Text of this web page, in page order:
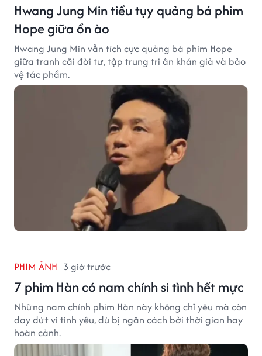
Hwang Jung Min tiều tụy quảng bá phim
Hope giữa ồn ào
Hwang Jung Min vẫn tích cực quảng bá phim Hope
giữa tranh cãi đời tư, tập trung tri ân khán giả và bảo
vệ tác phẩm.
PHIM ẢNH 3 giờ trước
7 phim Hàn có nam chính si tình hết mực
Những nam chính phim Hàn này không chỉ yêu mà còn
day dứt vì tình yêu, dù bị ngăn cách bởi thời gian hay
hoàn cảnh.